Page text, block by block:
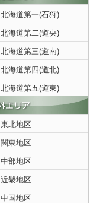
北海道第一(石狩)
北海道第二(道央)
北海道第三(道南)
北海道第四(道北)
北海道第五(道東)
東北地区
関東地区
中部地区
近畿地区
中国地区